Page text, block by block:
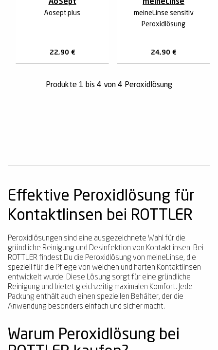
AoSept
Aosept plus
22,90 €
meineLinse
meineLinse sensitiv
Peroxidlösung
24,90 €
Produkte 1 bis 4 von 4 Peroxidlösung
Effektive Peroxidlösung für
Kontaktlinsen bei ROTTLER
Peroxidlösungen sind eine ausgezeichnete Wahl für die
gründliche Reinigung und Desinfektion von Kontaktlinsen. Bei
ROTTLER findest Du die Peroxidlösung von meineLinse, die
speziell für die Pflege von weichen und harten Kontaktlinsen
entwickelt wurde. Diese Lösung sorgt für eine gründliche
Reinigung und bietet gleichzeitig maximalen Komfort. Jede
Packung enthält auch einen speziellen Behälter, der die
Anwendung besonders einfach und sicher macht.
Warum Peroxidlösung bei